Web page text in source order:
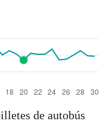
de autobús